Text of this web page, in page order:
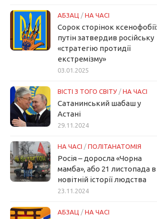
АБЗАЦ / НА ЧАСІ
Сорок сторінок ксенофобії:
путін затвердив російську
«стратегію протидії
екстремізму»
03.01.2025
ВІСТІ З ТОГО СВІТУ / НА ЧАСІ
Сатанинський шабаш у
Астані
29.11.2024
НА ЧАСІ / ПОЛІТАНАТОМІЯ
Росія – доросла «Чорна
мамба», або 21 листопада в
новітній історії людства
23.11.2024
АБЗАЦ / НА ЧАСІ